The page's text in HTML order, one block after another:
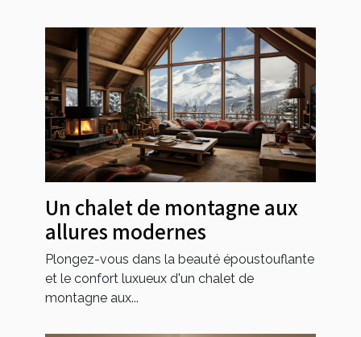
Un chalet de montagne aux
allures modernes
Plongez-vous dans la beauté époustouflante
et le confort luxueux d'un chalet de
montagne aux...